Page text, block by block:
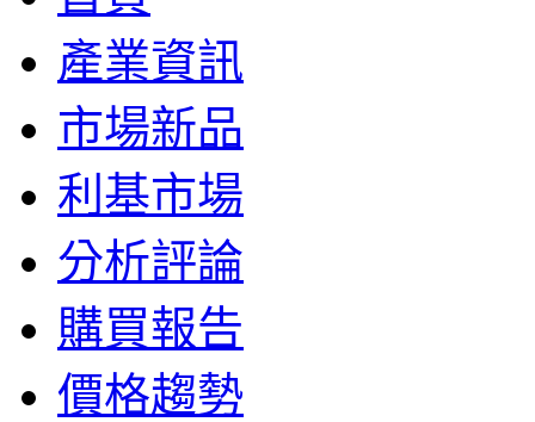
產業資訊
市場新品
利基市場
分析評論
購買報告
價格趨勢